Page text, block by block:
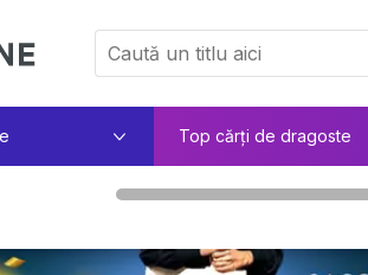
Top cărți de dragoste